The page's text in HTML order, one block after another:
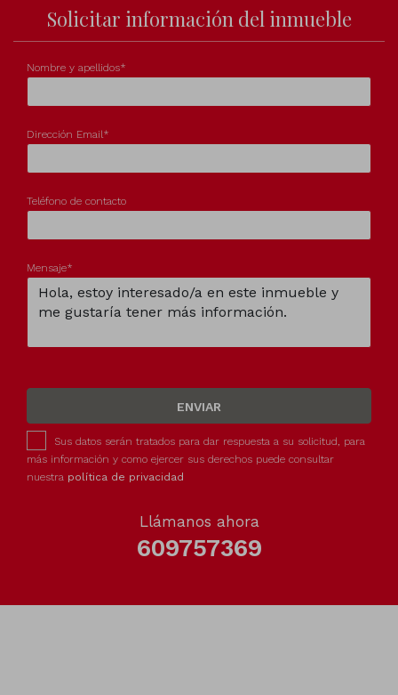
Solicitar información del inmueble
Nombre y apellidos*
Dirección Email*
Teléfono de contacto
Mensaje*
ENVIAR
Sus datos serán tratados para dar respuesta a su solicitud, para
más información y como ejercer sus derechos puede consultar
nuestra política de privacidad
Llámanos ahora
609757369